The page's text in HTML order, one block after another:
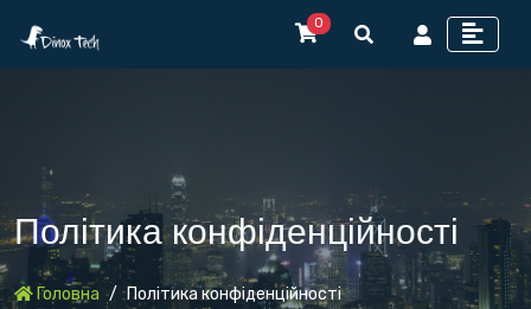
0
Політика конфіденційності
Головна Політика конфіденційності